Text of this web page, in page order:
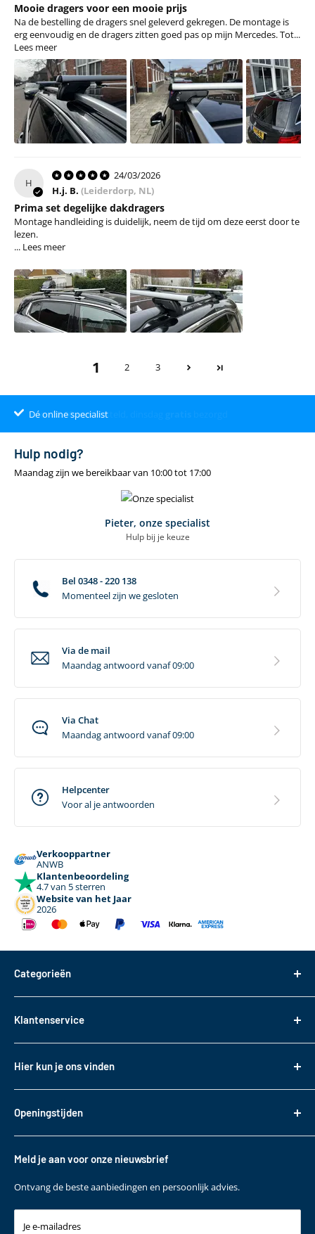
Mooie dragers voor een mooie prijs
Na de bestelling de dragers snel geleverd gekregen. De montage is
erg eenvoudig en de dragers zitten goed pas op mijn Mercedes. Tot...
Lees meer
H
24/03/2026
H.j. B. (Leiderdorp, NL)
Prima set degelijke dakdragers
Montage handleiding is duidelijk, neem de tijd om deze eerst door te
lezen.
... Lees meer
1 2 3
22.00uur
Dé online specialist
Klantenbeoordeling 9.4
Hulp nodig?
Maandag zijn we bereikbaar van 10:00 tot 17:00
Pieter, onze specialist
Hulp bij je keuze
Bel 0348 - 220 138
Momenteel zijn we gesloten
Via de mail
Maandag antwoord vanaf 09:00
Via Chat
Maandag antwoord vanaf 09:00
Helpcenter
Voor al je antwoorden
Verkooppartner
ANWB
Klantenbeoordeling
4.7 van 5 sterren
Website van het Jaar
2026
Categorieën
Dakdragers
Fietsendragers
Reistassen
Daktransport voor bedrijfswagens
Klantenservice
Over ons
Bezorgen & Afhalen
Retourneren
Garantie
Hier kun je ons vinden
Tasveld 14
3417XS Montfoort
+31 (0)348 220 138
Eklantenservice@bepakt.nl
Openingstijden
Maandag t/m. vrijdag
10:00 - 17:00
Meld je aan voor onze nieuwsbrief
Ontvang de beste aanbiedingen en persoonlijk advies.
Je e-mailadres